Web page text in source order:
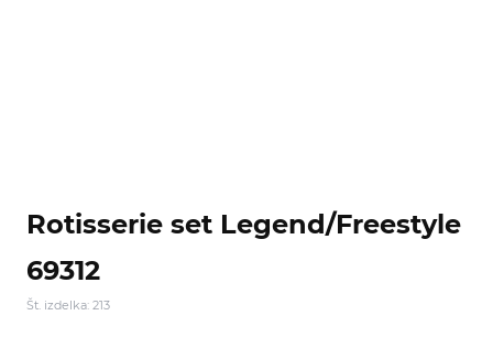
Rotisserie set Legend/Freestyle
69312
Št. izdelka: 213